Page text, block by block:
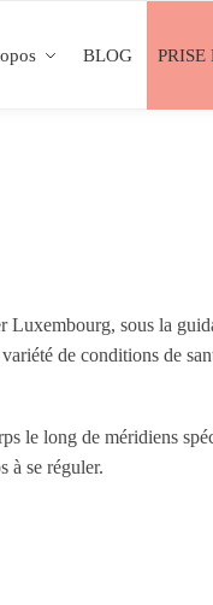
BLOG PRISE
sous la
de conditions de
le long de méridiens
à se réguler.